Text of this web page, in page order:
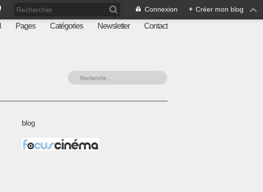
Connexion + Créer mon blog
Pages Catégories Newsletter Contact
blog